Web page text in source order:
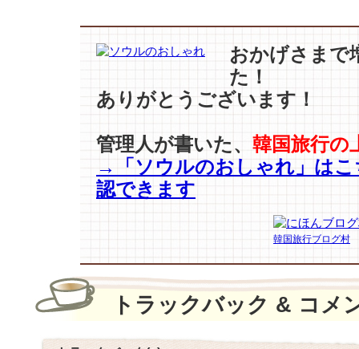
おかげさまで
た！
ありがとうございます！
管理人が書いた、 韓国旅行の
→「ソウルのおしゃれ」はこ
認できます
韓国旅行ブログ村
トラックバック & コメ